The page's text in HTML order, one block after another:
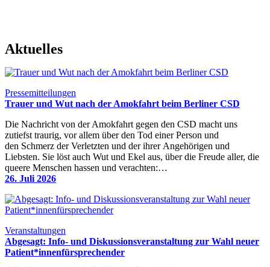
Aktuelles
Pressemitteilungen
Trauer und Wut nach der Amokfahrt beim Berliner CSD
Die Nachricht von der Amokfahrt gegen den CSD macht uns
zutiefst traurig, vor allem über den Tod einer Person und
den Schmerz der Verletzten und der ihrer Angehörigen und
Liebsten. Sie löst auch Wut und Ekel aus, über die Freude aller, die
queere Menschen hassen und verachten:…
26. Juli 2026
Veranstaltungen
Abgesagt: Info- und Diskussionsveranstaltung zur Wahl neuer
Patient*innenfürsprechender